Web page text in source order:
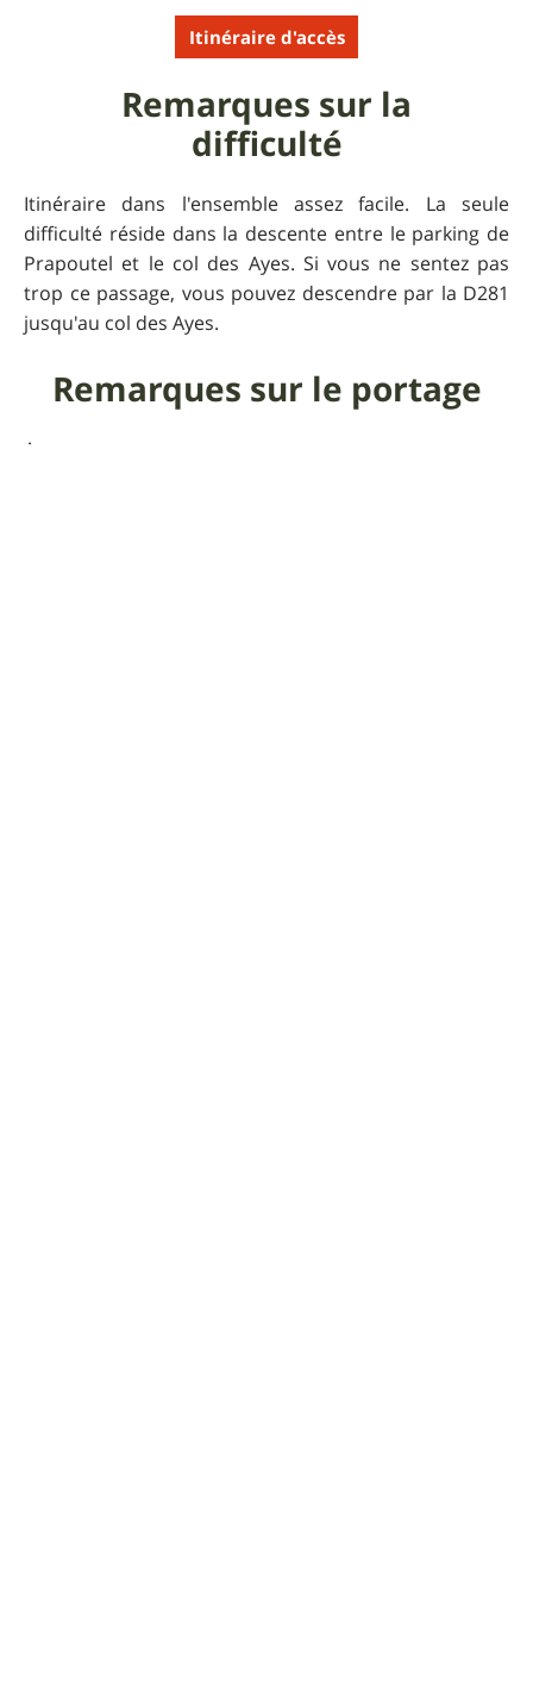
Itinéraire d'accès
Remarques sur la
difficulté
Itinéraire dans l'ensemble assez facile. La seule
difficulté réside dans la descente entre le parking de
Prapoutel et le col des Ayes. Si vous ne sentez pas
trop ce passage, vous pouvez descendre par la D281
jusqu'au col des Ayes.
Remarques sur le portage
Aucun.